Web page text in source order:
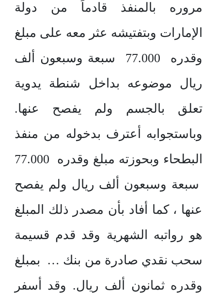
مروره بالمنفذ قادماً من دولة
الإمارات وبتفتيشه عثر معه على مبلغ
وقدره 77.000 سبعة وسبعون ألف
ريال موضوعه بداخل شنطة يدوية
تعلق بالجسم ولم يفصح عنها.
وباستجوابه أعترف بدخوله من منفذ
البطحاء وبحوزته مبلغ وقدره 77.000
سبعة وسبعون ألف ريال ولم يفصح
عنها ، كما أفاد بأن مصدر ذلك المبلغ
هو رواتبه الشهرية وقد قدم قسيمة
سحب نقدي صادرة من بنك … بمبلغ
وقدره ثمانون ألف ريال. وقد أسفر